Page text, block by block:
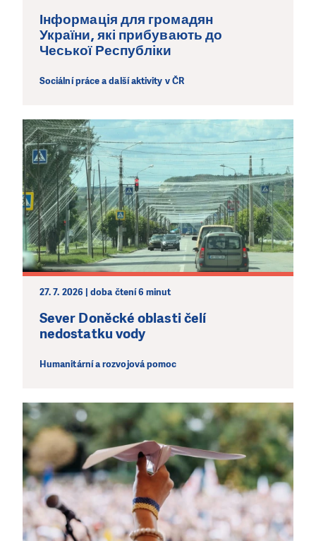
Інформація для громадян
України, які прибувають до
Чеської Республіки
Sociální práce a další aktivity v ČR
27. 7. 2026 | doba čtení 6 minut
Sever Doněcké oblasti čelí
nedostatku vody
Humanitární a rozvojová pomoc